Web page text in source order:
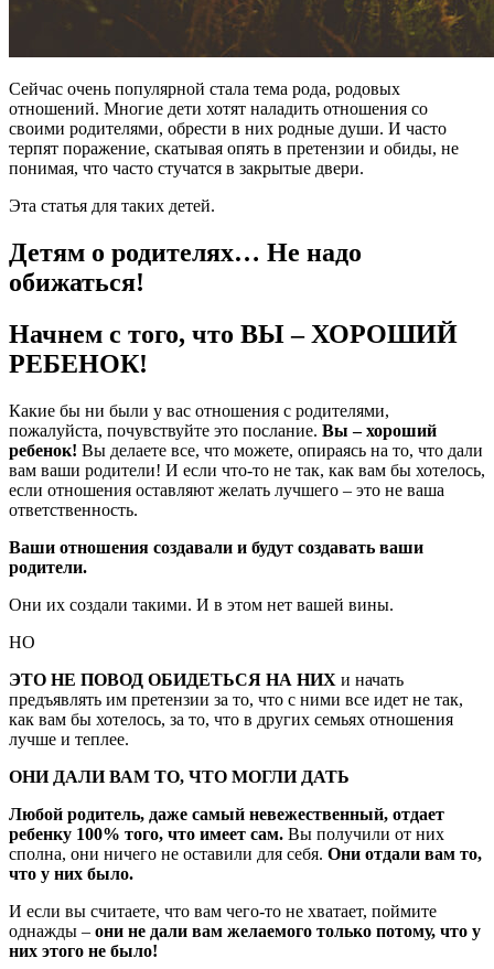
Сейчас очень популярной стала тема рода, родовых
отношений. Многие дети хотят наладить отношения со
своими родителями, обрести в них родные души. И часто
терпят поражение, скатывая опять в претензии и обиды, не
понимая, что часто стучатся в закрытые двери.
Эта статья для таких детей.
Детям о родителях… Не надо
обижаться!
Начнем с того, что ВЫ – ХОРОШИЙ
РЕБЕНОК!
Какие бы ни были у вас отношения с родителями,
пожалуйста, почувствуйте это послание. Вы – хороший
ребенок! Вы делаете все, что можете, опираясь на то, что дали
вам ваши родители! И если что-то не так, как вам бы хотелось,
если отношения оставляют желать лучшего – это не ваша
ответственность.
Ваши отношения создавали и будут создавать ваши
родители.
Они их создали такими. И в этом нет вашей вины.
НО
ЭТО НЕ ПОВОД ОБИДЕТЬСЯ НА НИХ и начать
предъявлять им претензии за то, что с ними все идет не так,
как вам бы хотелось, за то, что в других семьях отношения
лучше и теплее.
ОНИ ДАЛИ ВАМ ТО, ЧТО МОГЛИ ДАТЬ
Любой родитель, даже самый невежественный, отдает
ребенку 100% того, что имеет сам. Вы получили от них
сполна, они ничего не оставили для себя. Они отдали вам то,
что у них было.
И если вы считаете, что вам чего-то не хватает, поймите
однажды – они не дали вам желаемого только потому, что у
них этого не было!